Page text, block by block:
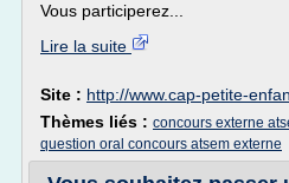
Vous participerez...
Lire la suite
Site : http://www.cap-petite-
Thèmes liés : concours externe
question oral concours atsem externe